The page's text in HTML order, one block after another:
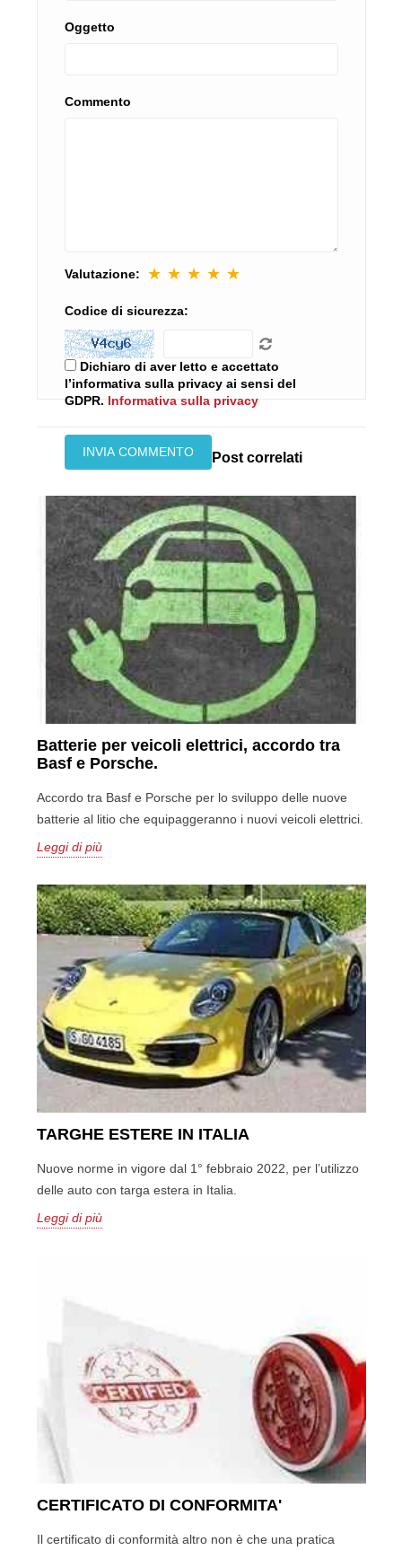
Oggetto
Commento
Valutazione: ★ ★ ★ ★ ★
Codice di sicurezza:
Dichiaro di aver letto e accettato
l’informativa sulla privacy ai sensi del
GDPR. Informativa sulla privacy
Post correlati
Batterie per veicoli elettrici, accordo tra
Basf e Porsche.
Accordo tra Basf e Porsche per lo sviluppo delle nuove
batterie al litio che equipaggeranno i nuovi veicoli elettrici.
Leggi di più
TARGHE ESTERE IN ITALIA
Nuove norme in vigore dal 1° febbraio 2022, per l’utilizzo
delle auto con targa estera in Italia.
Leggi di più
CERTIFICATO DI CONFORMITA'
Il certificato di conformità altro non è che una pratica